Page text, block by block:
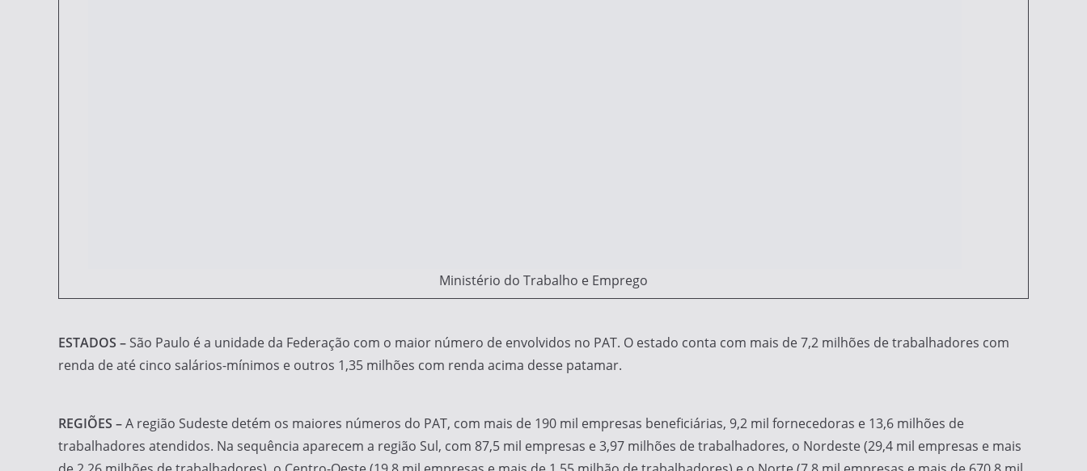
Ministério do Trabalho e Emprego
ESTADOS – São Paulo é a unidade da Federação com o maior número de envolvidos no PAT. O estado conta com mais de 7,2 milhões de trabalhadores com
renda de até cinco salários-mínimos e outros 1,35 milhões com renda acima desse patamar.
REGIÕES –A região Sudeste detém os maiores números do PAT, com mais de 190 mil empresas beneficiárias, 9,2 mil fornecedoras e 13,6 milhões de
trabalhadores atendidos. Na sequência aparecem a região Sul, com 87,5 mil empresas e 3,97 milhões de trabalhadores, o Nordeste (29,4 mil empresas e mais